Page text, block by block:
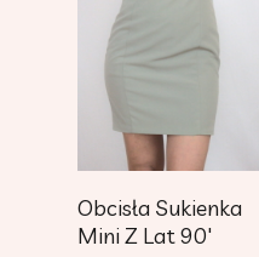
Add To Cart
Obcisła Sukienka
Mini Z Lat 90′